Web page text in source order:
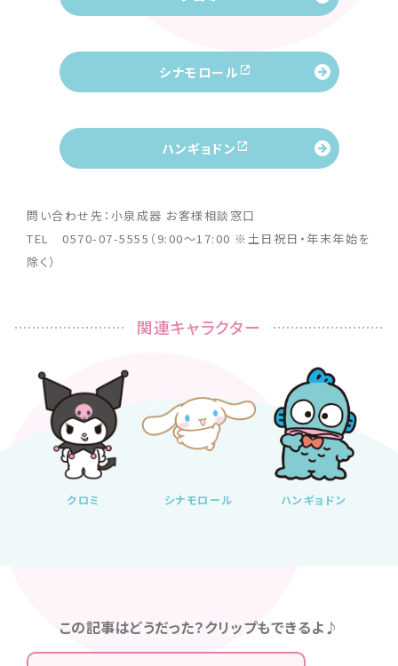
シナモロール
ハンギョドン
問い合わせ先：小泉成器 お客様相談窓口
TEL 0570-07-5555（9:00～17:00 ※土日祝日・年末年始を
除く）
関連キャラクター
クロミ シナモロール ハンギョドン
この記事はどうだった？クリップもできるよ♪